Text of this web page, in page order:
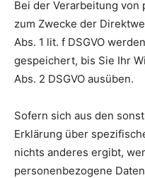
Bei der Verarbeitung von
zum Zwecke der
Abs. 1 lit. f DSGVO
gespeichert, bis Sie Ihr
Abs. 2 DSGVO ausüben.
Sofern sich aus den
Erklärung über
nichts anderes ergibt,
personenbezogene